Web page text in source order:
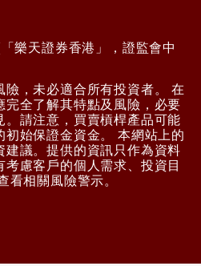
樂天證券香港」，證監會中
，未必適合所有投資者。 在
全了解其特點及風險，必要
請注意，買賣槓桿產品可能
始保證金資金。 本網站上的
議。提供的資訊只作為資料
慮客戶的個人需求、投資目
看相關風險警示。